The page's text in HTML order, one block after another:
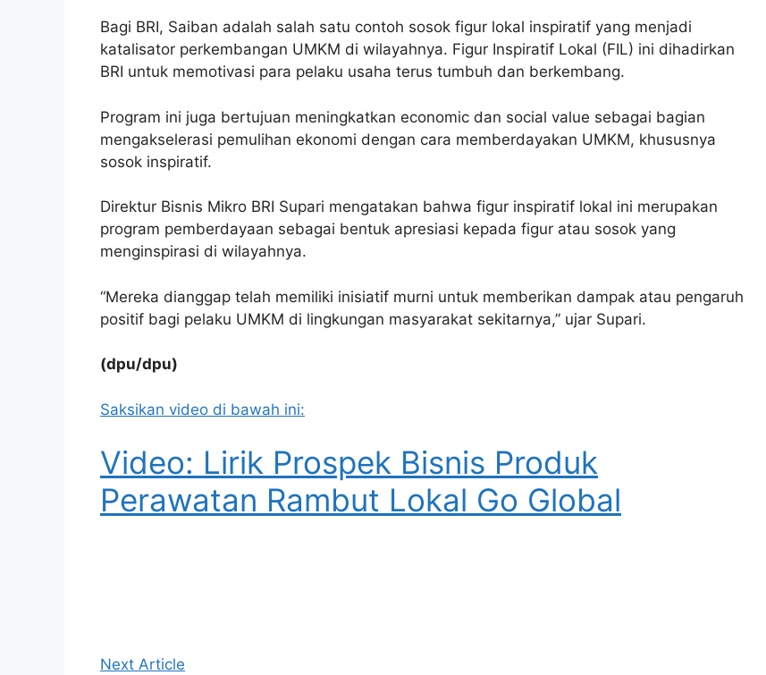
Bagi BRI, Saiban adalah salah satu contoh sosok figur lokal inspiratif yang menjadi
katalisator perkembangan UMKM di wilayahnya. Figur Inspiratif Lokal (FIL) ini dihadirkan
BRI untuk memotivasi para pelaku usaha terus tumbuh dan berkembang.
Program ini juga bertujuan meningkatkan economic dan social value sebagai bagian
mengakselerasi pemulihan ekonomi dengan cara memberdayakan UMKM, khususnya
sosok inspiratif.
Direktur Bisnis Mikro BRI Supari mengatakan bahwa figur inspiratif lokal ini merupakan
program pemberdayaan sebagai bentuk apresiasi kepada figur atau sosok yang
menginspirasi di wilayahnya.
“Mereka dianggap telah memiliki inisiatif murni untuk memberikan dampak atau pengaruh
positif bagi pelaku UMKM di lingkungan masyarakat sekitarnya,” ujar Supari.
(dpu/dpu)
Saksikan video di bawah ini:
Video: Lirik Prospek Bisnis Produk
Perawatan Rambut Lokal Go Global
Next Article